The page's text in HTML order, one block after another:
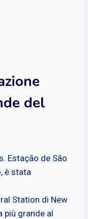
del
Estação de São
è stata
Station di New
più grande al